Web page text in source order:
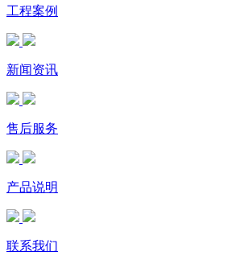
工程案例
新闻资讯
售后服务
产品说明
联系我们